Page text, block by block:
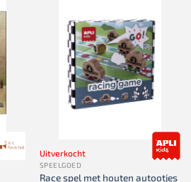
Uitverkocht
SPEELGOED
Race spel met houten autootjes